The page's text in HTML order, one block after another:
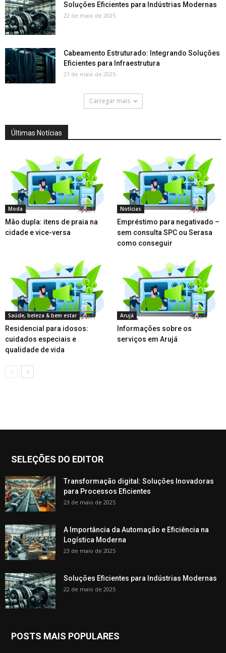
Soluções Eficientes para Indústrias Modernas
22 de maio de 2025
Cabeamento Estruturado: Integrando Soluções
Eficientes para Infraestrutura
21 de maio de 2025
Carregar mais
Últimas Notícias
Moda
Mão dupla: itens de praia na
cidade e vice-versa
Notícias
Empréstimo para negativado –
sem consulta SPC ou Serasa
como conseguir
Saúde, beleza & bem estar
Residencial para idosos:
cuidados especiais e
qualidade de vida
Arujá
Informações sobre os
serviços em Arujá
SELEÇÕES DO EDITOR
Transformação digital: Soluções Inovadoras
para Processos Eficientes
23 de maio de 2025
A Importância da Automação e Eficiência na
Logística Moderna
23 de maio de 2025
Soluções Eficientes para Indústrias Modernas
22 de maio de 2025
POSTS MAIS POPULARES